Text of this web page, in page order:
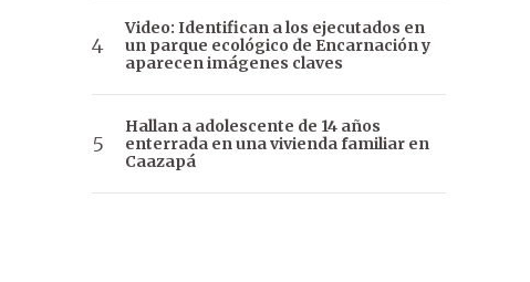
Video: Identifican a los ejecutados en
un parque ecológico de Encarnación y
aparecen imágenes claves
Hallan a adolescente de 14 años
enterrada en una vivienda familiar en
Caazapá